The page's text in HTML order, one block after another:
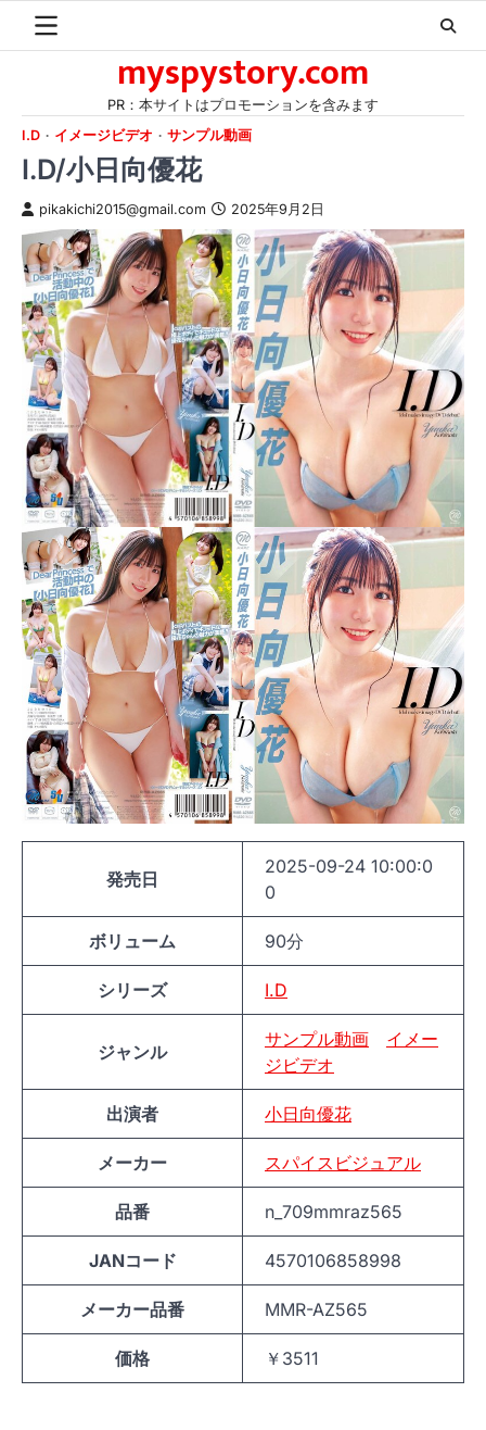
myspystory.com
PR：本サイトはプロモーションを含みます
I.D
イメージビデオ サンプル動画
I.D/小日向優花
pikakichi2015@gmail.com 2025年9月2日
発売日
2025-09-24 10:00:0
0
ボリューム 90分
シリーズ I.D
ジャンル
サンプル動画
イメー
ジビデオ
出演者 小日向優花
メーカー スパイスビジュアル
品番 n_709mmraz565
JANコード 4570106858998
メーカー品番 MMR-AZ565
価格 ￥3511